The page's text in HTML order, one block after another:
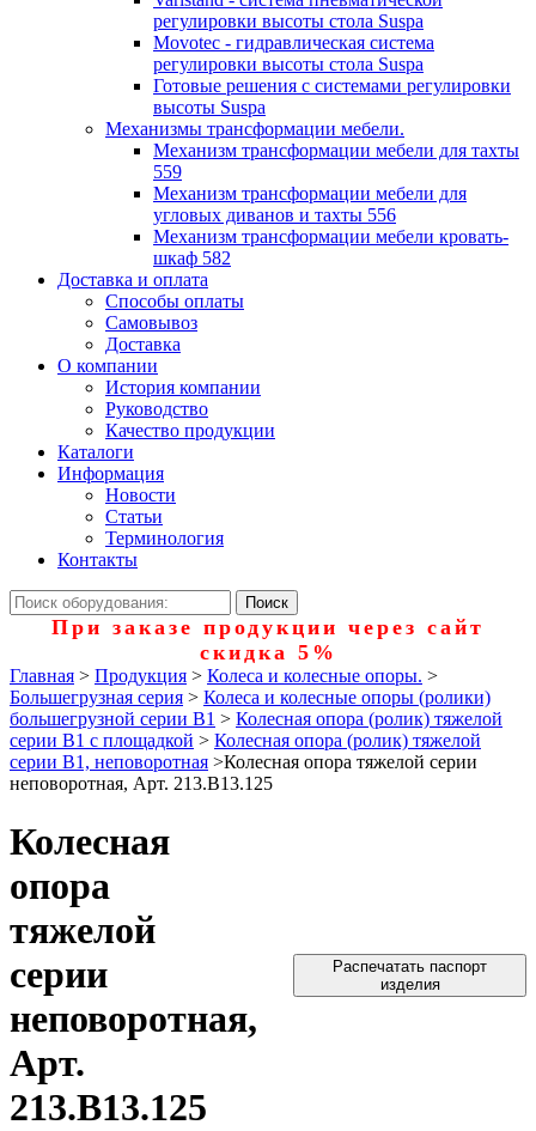
регулировки высоты стола Suspa
Movotec - гидравлическая система
регулировки высоты стола Suspa
Готовые решения с системами регулировки
высоты Suspa
Механизмы трансформации мебели.
Механизм трансформации мебели для тахты
559
Механизм трансформации мебели для
угловых диванов и тахты 556
Механизм трансформации мебели кровать-
шкаф 582
Доставка и оплата
Способы оплаты
Самовывоз
Доставка
О компании
История компании
Руководство
Качество продукции
Каталоги
Информация
Новости
Статьи
Терминология
Контакты
При заказе продукции через сайт
скидка 5%
Главная > Продукция > Колеса и колесные опоры. >
Большегрузная серия > Колеса и колесные опоры (ролики)
большегрузной серии В1 > Колесная опора (ролик) тяжелой
серии B1 с площадкой > Колесная опора (ролик) тяжелой
серии B1, неповоротная >Колесная опора тяжелой серии
неповоротная, Арт. 213.B13.125
Колесная
опора
тяжелой
серии
неповоротная,
Арт.
213.B13.125
Распечатать паспорт
изделия